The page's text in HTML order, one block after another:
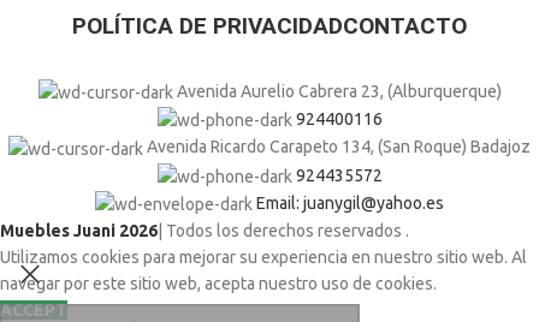
POLÍTICA DE PRIVACIDADCONTACTO
Avenida Aurelio Cabrera 23, (Alburquerque)
924400116
Avenida Ricardo Carapeto 134, (San Roque) Badajoz
924435572
Email: juanygil@yahoo.es
Muebles Juani 2026 | Todos los derechos reservados .
Utilizamos cookies para mejorar su experiencia en nuestro sitio web. Al
navegar por este sitio web, acepta nuestro uso de cookies.
ACCEPT